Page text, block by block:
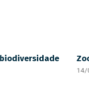
biodiversidade
14/